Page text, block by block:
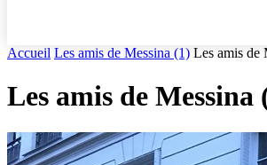
Accueil Les amis de Messina (1) Les amis de
Les amis de Messina